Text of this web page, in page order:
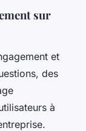
sur
et
des
à